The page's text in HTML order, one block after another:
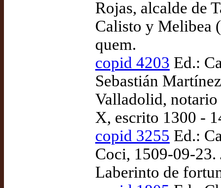
Rojas, alcalde de
Calisto y Melibea
quem.
copid 4203 Ed.:
Sebastián
Valladolid,
X, escrito 1300 -
copid 3255 Ed.:
Coci, 1509-09-
Laberinto de